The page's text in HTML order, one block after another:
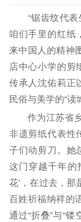
理论学习
社科强省
江苏
主题宣传
记者
“锯齿纹代表
咱们手里的红纸
来中国人的精神
店中心小学的剪
传承人沈佑莉正
民俗与美学的“读
作为江苏省乡
非遗剪纸代表性
子们动剪刀。她
这门穿越千年的
花’，在过去，那
百姓祈福纳祥的
通过“折叠”与“